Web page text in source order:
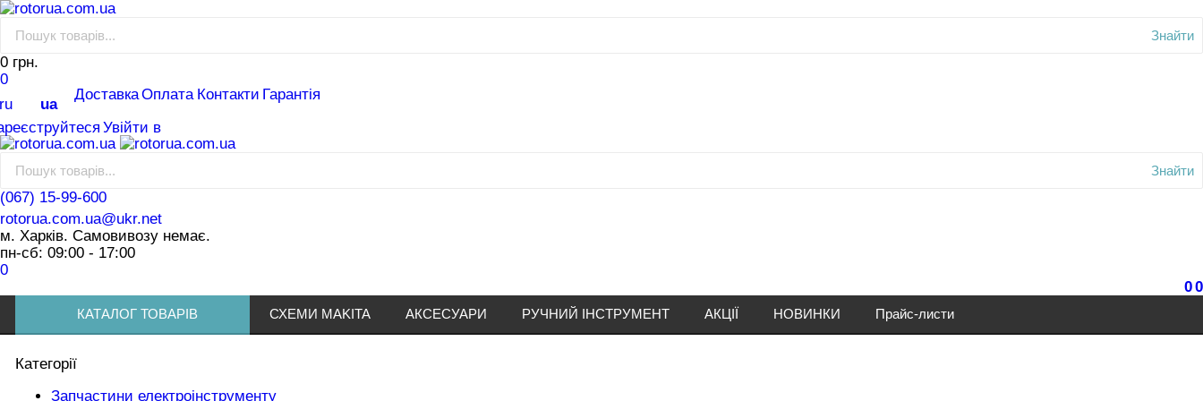
Знайти
0 грн.
0
ua
ДоставкаОплата Контакти Гарантія
Увійти в
Знайти
(067) 15-99-600
rotorua.com.ua@ukr.net
м. Харків. Самовивозу немає.
пн-сб: 09:00 - 17:00
0
00
КАТАЛОГ ТОВАРІВ СХЕМИ MAKITA АКСЕСУАРИ РУЧНИЙ ІНСТРУМЕНТ АКЦІЇ НОВИНКИ Прайс-листи
Категорії
Запчастини електроінструменту